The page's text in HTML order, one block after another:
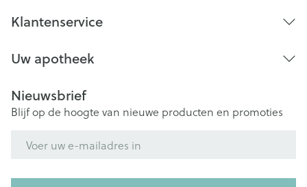
Klantenservice
Uw apotheek
Nieuwsbrief
Blijf op de hoogte van nieuwe producten en promoties